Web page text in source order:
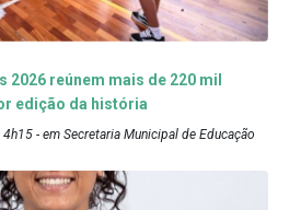
2026 reúnem mais de 220 mil
edição da história
- em Secretaria Municipal de Educação